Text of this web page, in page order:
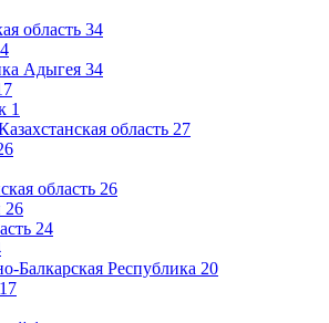
область 34
Адыгея 34
1
область 27
область 26
26
24
Балкарская Республика 20
17